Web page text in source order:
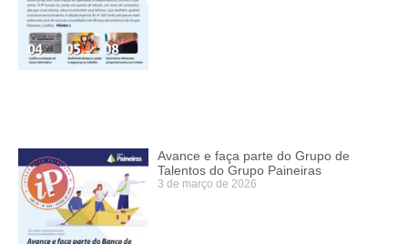
Avance e faça parte do Grupo de
Talentos do Grupo Paineiras
3 de março de 2026